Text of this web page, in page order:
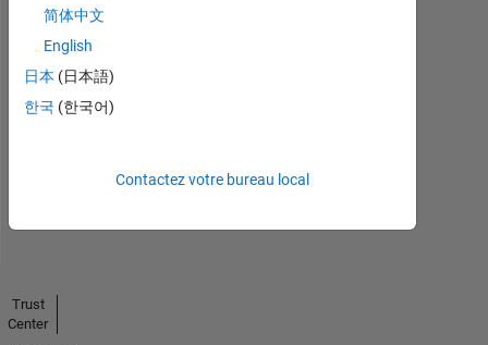
No
Endorsements
简体中文
English
日本 (日本語)
한국 (한국어)
Contactez votre bureau local
Trust
Center